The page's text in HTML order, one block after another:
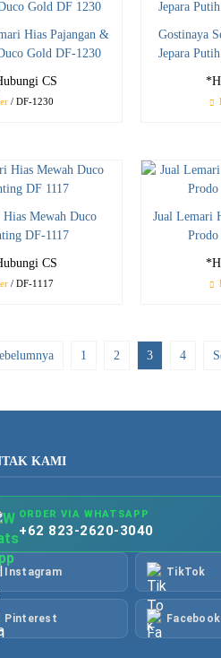
Hias Pajangan &
Gold DF-1230
CS
/ DF-1230
Gostinaya
Jepara
Mewah Duco
DF-1117
CS
/ DF-1117
Jual Lemari
1 2 3 4
KAMI
ORDER VIA WHATSAPP
+62 823-2620-3040
Instagram TikTok
Pinterest Facebook